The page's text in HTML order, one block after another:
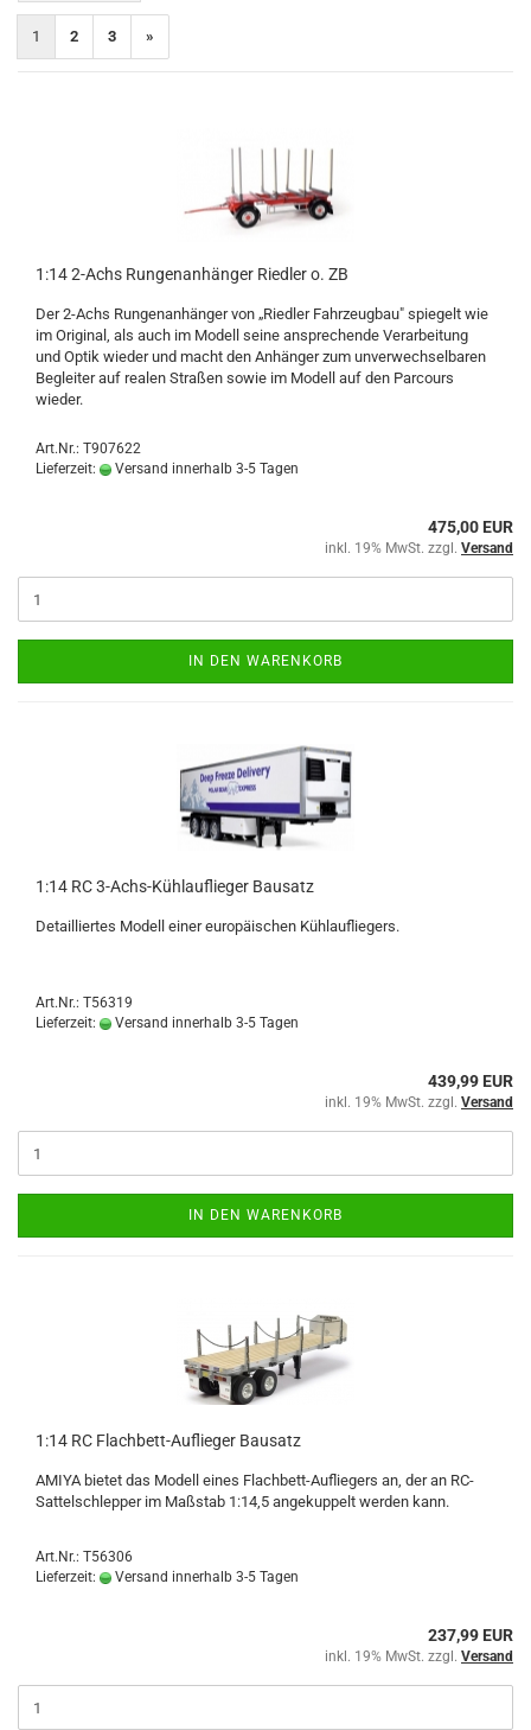
1 2 3 »
1:14 2-Achs Rungenanhänger Riedler o. ZB
Der 2-Achs Rungenanhänger von „Riedler Fahrzeugbau" spiegelt wie
im Original, als auch im Modell seine ansprechende Verarbeitung
und Optik wieder und macht den Anhänger zum unverwechselbaren
Begleiter auf realen Straßen sowie im Modell auf den Parcours
wieder.
Art.Nr.: T907622
Lieferzeit:
Versand innerhalb 3-5 Tagen
475,00 EUR
inkl. 19% MwSt. zzgl. Versand
IN DEN WARENKORB
1:14 RC 3-Achs-Kühlauflieger Bausatz
Detailliertes Modell einer europäischen Kühlaufliegers.
Art.Nr.: T56319
Lieferzeit:
Versand innerhalb 3-5 Tagen
439,99 EUR
inkl. 19% MwSt. zzgl. Versand
IN DEN WARENKORB
1:14 RC Flachbett-Auflieger Bausatz
AMIYA bietet das Modell eines Flachbett-Aufliegers an, der an RC-
Sattelschlepper im Maßstab 1:14,5 angekuppelt werden kann.
Art.Nr.: T56306
Lieferzeit:
Versand innerhalb 3-5 Tagen
237,99 EUR
inkl. 19% MwSt. zzgl. Versand